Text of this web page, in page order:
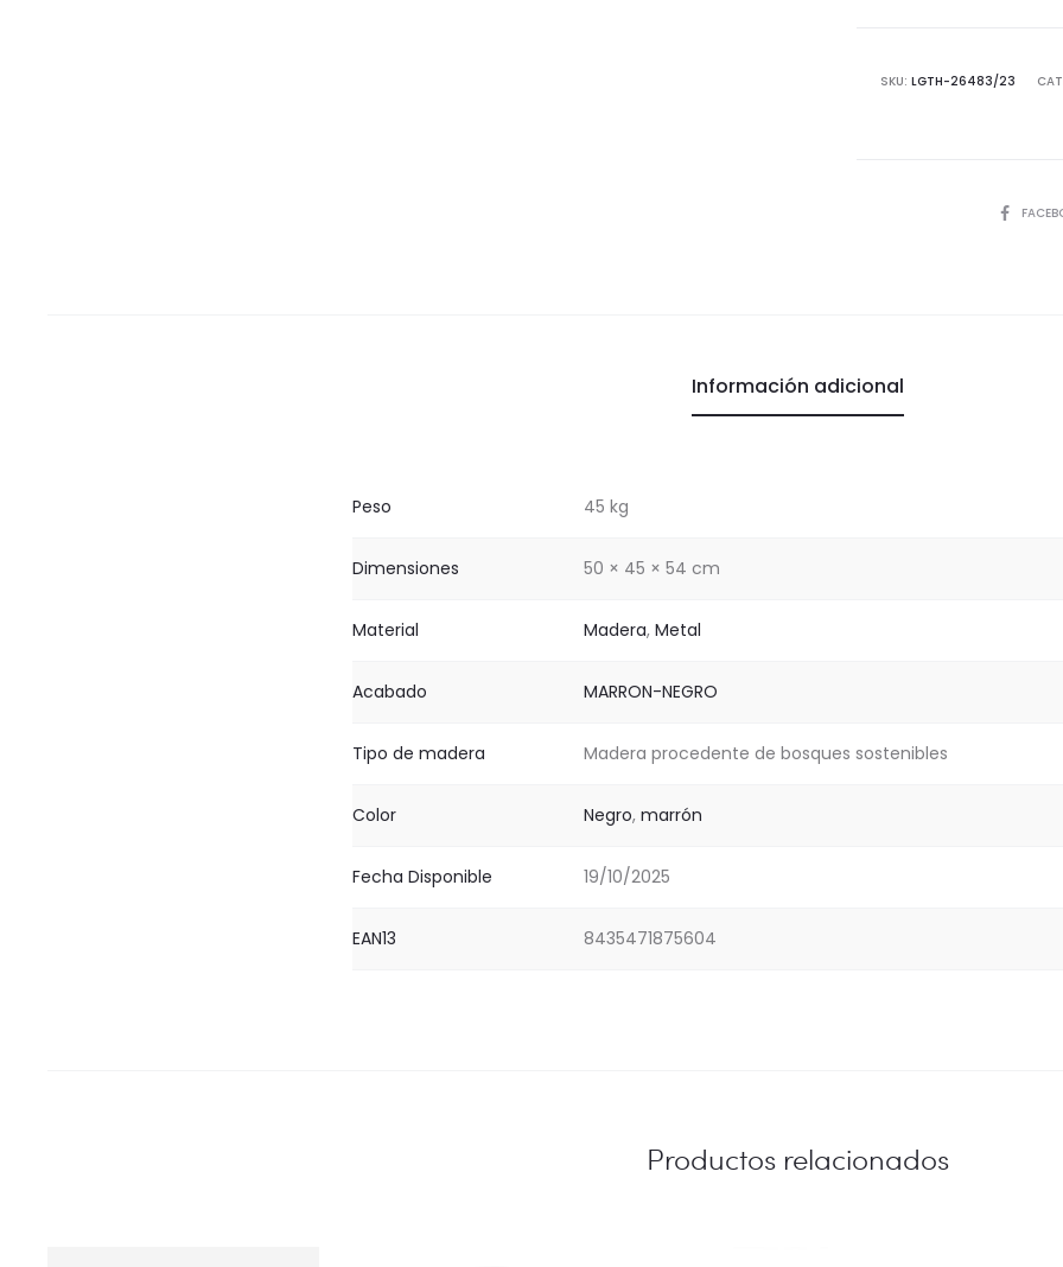
SKU: LGTH-26483/23
Información adicional
Peso 45 kg
Dimensiones 50 × 45 × 54 cm
Material Madera, Metal
Acabado MARRON-NEGRO
Tipo de madera Madera procedente de bosques sostenibles
Color Negro, marrón
Fecha Disponible 19/10/2025
EAN13 8435471875604
Productos relacionados